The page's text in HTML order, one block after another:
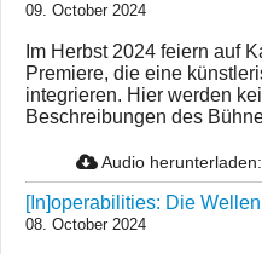
09. October 2024
Im Herbst 2024 feiern auf
Premiere, die eine
integrieren. Hier werden
Beschreibungen des
Audio herunterladen:
[In]operabilities: Die
08. October 2024